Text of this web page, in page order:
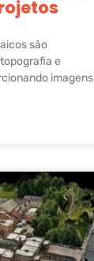
são
e
imagens